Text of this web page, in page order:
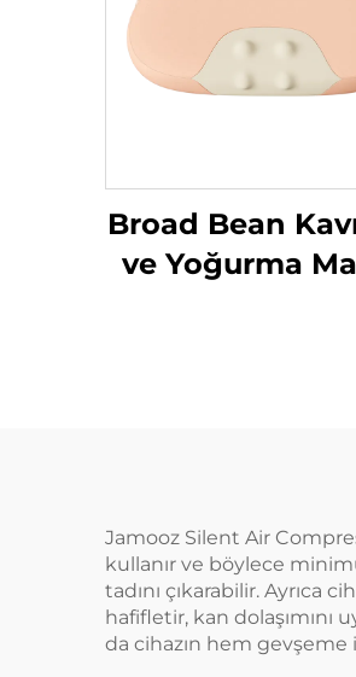
Broad Bean
ve Yoğurma
Jamooz Silent Air
kullanır ve böylece
tadını çıkarabilir. Ayrıca
hafifletir, kan dolaşımını
da cihazın hem gevşeme